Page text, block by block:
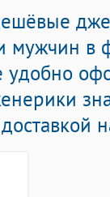
в
удобно